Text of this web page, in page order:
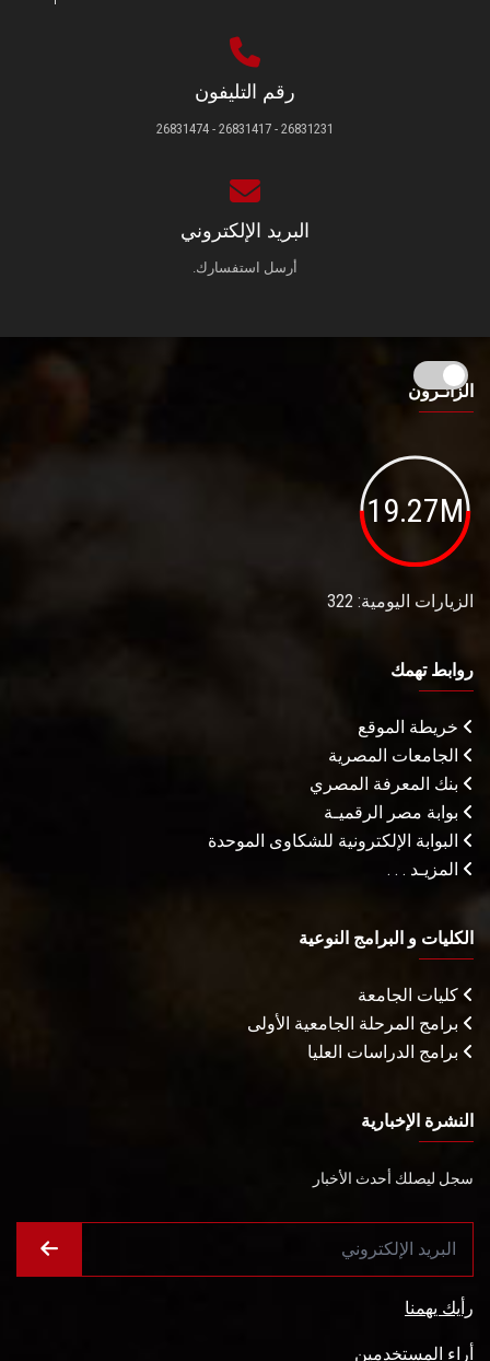
رقم التليفون
26831231 - 26831417 - 26831474
البريد الإلكتروني
أرسل استفسارك.
الزائـرون
19.27M
الزيارات اليومية: 322
روابط تهمك
خريطة الموقع
الجامعات المصرية
بنك المعرفة المصري
بوابة مصر الرقميـة
البوابة الإلكترونية للشكاوى الموحدة
المزيـد . . .
الكليات و البرامج النوعية
كليات الجامعة
برامج المرحلة الجامعية الأولى
برامج الدراسات العليا
النشرة الإخبارية
سجل ليصلك أحدث الأخبار
رأيك يهمنا
أراء المستخدمين